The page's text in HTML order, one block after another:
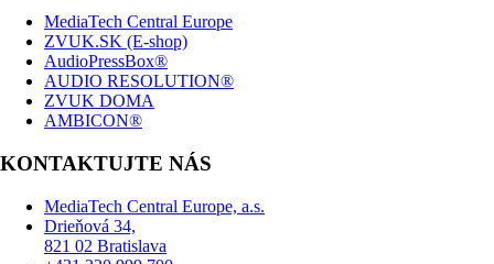
MediaTech Central Europe
ZVUK.SK (E-shop)
AudioPressBox®
AUDIO RESOLUTION®
ZVUK DOMA
AMBICON®
KONTAKTUJTE NÁS
MediaTech Central Europe, a.s.
Drieňová 34,
821 02 Bratislava